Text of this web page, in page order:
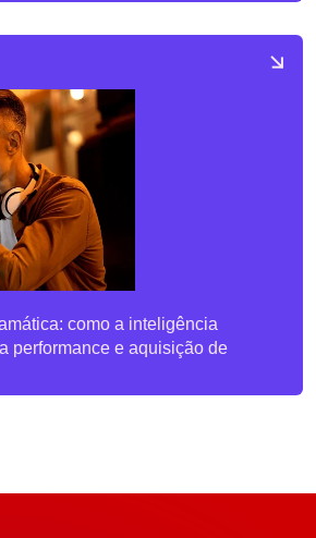
como a inteligência
performance e aquisição de